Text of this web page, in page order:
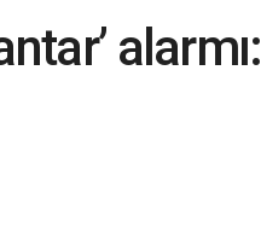
alarmı: